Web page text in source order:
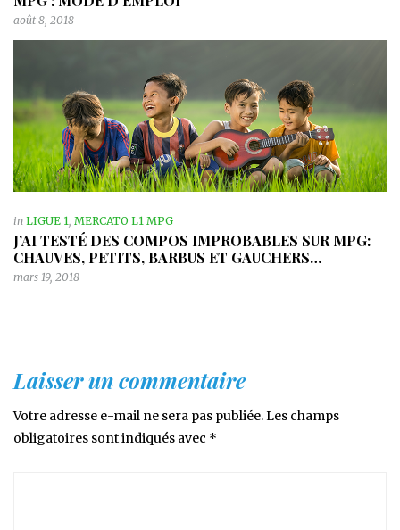
août 8, 2018
in LIGUE 1, MERCATO L1 MPG
J’AI TESTÉ DES COMPOS IMPROBABLES SUR MPG:
CHAUVES, PETITS, BARBUS ET GAUCHERS…
mars 19, 2018
Laisser un commentaire
Votre adresse e-mail ne sera pas publiée.Les champs
obligatoires sont indiqués avec *